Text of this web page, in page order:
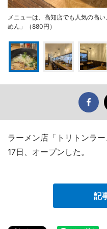
メニューは、高知店でも人気の高
めん」（880円）
ラーメン店「トリトンラ
17日、オープンした。
記